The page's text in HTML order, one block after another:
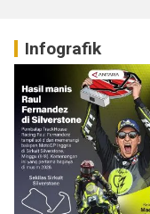
Infografik